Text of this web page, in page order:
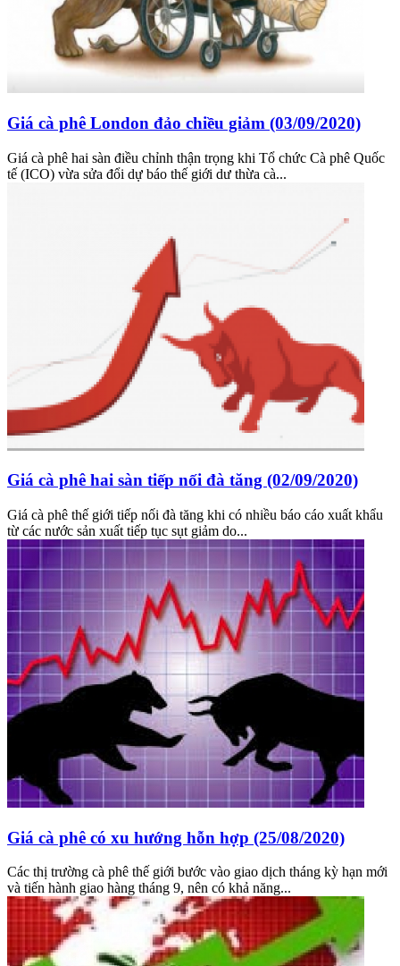
Giá cà phê London đảo chiều giảm (03/09/2020)
Giá cà phê hai sàn điều chỉnh thận trọng khi Tổ chức Cà phê Quốc
tế (ICO) vừa sửa đổi dự báo thế giới dư thừa cà...
Giá cà phê hai sàn tiếp nối đà tăng (02/09/2020)
Giá cà phê thế giới tiếp nối đà tăng khi có nhiều báo cáo xuất khẩu
từ các nước sản xuất tiếp tục sụt giảm do...
Giá cà phê có xu hướng hỗn hợp (25/08/2020)
Các thị trường cà phê thế giới bước vào giao dịch tháng kỳ hạn mới
và tiến hành giao hàng tháng 9, nên có khả năng...